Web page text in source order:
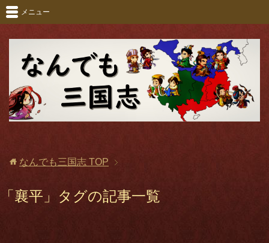
メニュー
なんでも三国志 TOP
「襄平」タグの記事一覧